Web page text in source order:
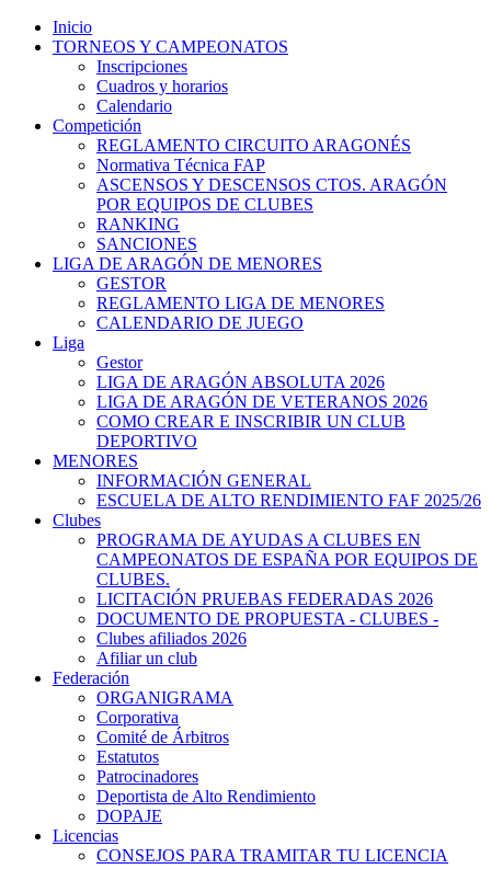
Inicio
TORNEOS Y CAMPEONATOS
Inscripciones
Cuadros y horarios
Calendario
Competición
REGLAMENTO CIRCUITO ARAGONÉS
Normativa Técnica FAP
ASCENSOS Y DESCENSOS CTOS. ARAGÓN
POR EQUIPOS DE CLUBES
RANKING
SANCIONES
LIGA DE ARAGÓN DE MENORES
GESTOR
REGLAMENTO LIGA DE MENORES
CALENDARIO DE JUEGO
Liga
Gestor
LIGA DE ARAGÓN ABSOLUTA 2026
LIGA DE ARAGÓN DE VETERANOS 2026
COMO CREAR E INSCRIBIR UN CLUB
DEPORTIVO
MENORES
INFORMACIÓN GENERAL
ESCUELA DE ALTO RENDIMIENTO FAF 2025/26
Clubes
PROGRAMA DE AYUDAS A CLUBES EN
CAMPEONATOS DE ESPAÑA POR EQUIPOS DE
CLUBES.
LICITACIÓN PRUEBAS FEDERADAS 2026
DOCUMENTO DE PROPUESTA - CLUBES -
Clubes afiliados 2026
Afiliar un club
Federación
ORGANIGRAMA
Corporativa
Comité de Árbitros
Estatutos
Patrocinadores
Deportista de Alto Rendimiento
DOPAJE
Licencias
CONSEJOS PARA TRAMITAR TU LICENCIA